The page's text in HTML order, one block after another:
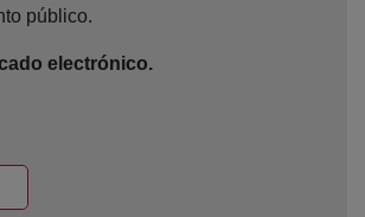
público.
electrónico.